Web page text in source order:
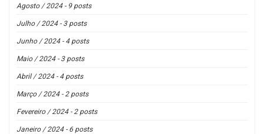
Agosto / 2024 - 9 posts
Julho / 2024 - 3 posts
Junho / 2024 - 4 posts
Maio / 2024 - 3 posts
Abril / 2024 - 4 posts
Março / 2024 - 2 posts
Fevereiro / 2024 - 2 posts
Janeiro / 2024 - 6 posts